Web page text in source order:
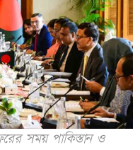
সময় পাকিস্তান ও